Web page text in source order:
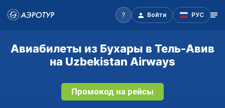
Войти РУС
Авиабилеты из Бухары в Тель-Авив
на Uzbekistan Airways
Промокод на рейсы